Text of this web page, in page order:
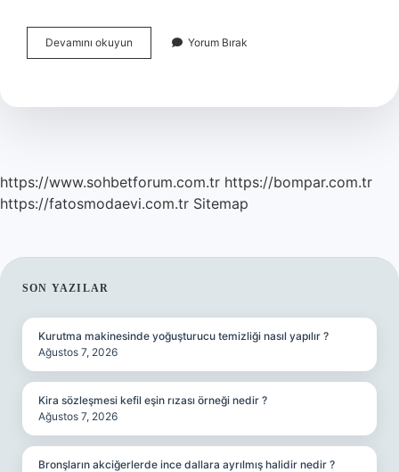
Devamını okuyun
Hangi
Yorum Bırak
https://www.sohbetforum.com.tr https://bompar.com.tr
https://fatosmodaevi.com.tr Sitemap
SIDEBAR
SON YAZILAR
Kurutma makinesinde yoğuşturucu temizliği nasıl yapılır ?
Ağustos 7, 2026
Kira sözleşmesi kefil eşin rızası örneği nedir ?
Ağustos 7, 2026
Bronşların akciğerlerde ince dallara ayrılmış halidir nedir ?